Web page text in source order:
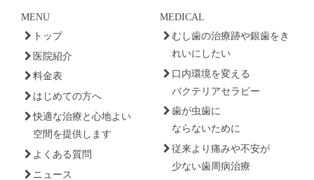
MENU
トップ
医院紹介
料金表
はじめての方へ
快適な治療と心地よい
空間を提供します
よくある質問
ニュース
MEDICAL
むし歯の治療跡や銀歯をき
れいにしたい
口内環境を変える
バクテリアセラピー
歯が虫歯に
ならないために
従来より痛みや不安が
少ない歯周病治療